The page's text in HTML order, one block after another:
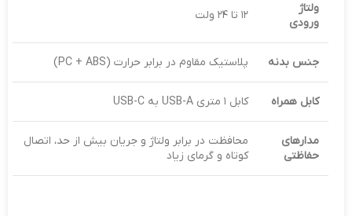
ولتاژ
ورودی
۱۲ تا ۲۴ ولت
جنس بدنه پلاستیک مقاوم در برابر حرارت (PC + ABS)
کابل همراه کابل ۱ متری USB-A به USB-C
مدارهای
حفاظتی
محافظت در برابر ولتاژ و جریان بیش از حد، اتصال
کوتاه و گرمای زیاد